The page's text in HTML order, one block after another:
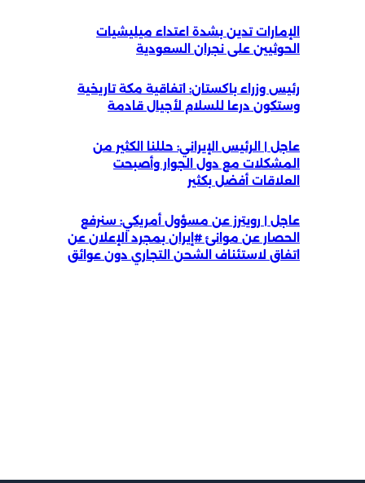
الإمارات تدين بشدة اعتداء ميليشيات
الحوثيين على نجران السعودية
رئيس وزراء باكستان: اتفاقية مكة تاريخية
وستكون درعا للسلام لأجيال قادمة
عاجل | الرئيس الإيراني: حللنا الكثير من
المشكلات مع دول الجوار وأصبحت
العلاقات أفضل بكثير
عاجل | رويترز عن مسؤول أمريكي: سنرفع
الحصار عن موانئ #إيران بمجرد الإعلان عن
اتفاق لاستئناف الشحن التجاري دون عوائق